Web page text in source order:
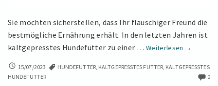
Sie möchten sicherstellen, dass Ihr flauschiger Freund die
bestmögliche Ernährung erhält. In den letzten Jahren ist
kaltgepresstes Hundefutter zu einer …Weiterlesen
Natürliche
Ernährung
→
KALTGEPRESSTES
HUNDEFUTTER:
15/07/2023 HUNDEFUTTER, KALTGEPRESSTES FUTTER, KALTGEPRESSTES
HUNDEFUTTER
0